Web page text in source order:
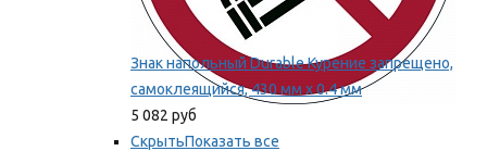
Знак напольный Durable Курение запрещено,
самоклеящийся, 430 мм х 0.4 мм
5 082 руб
СкрытьПоказать все